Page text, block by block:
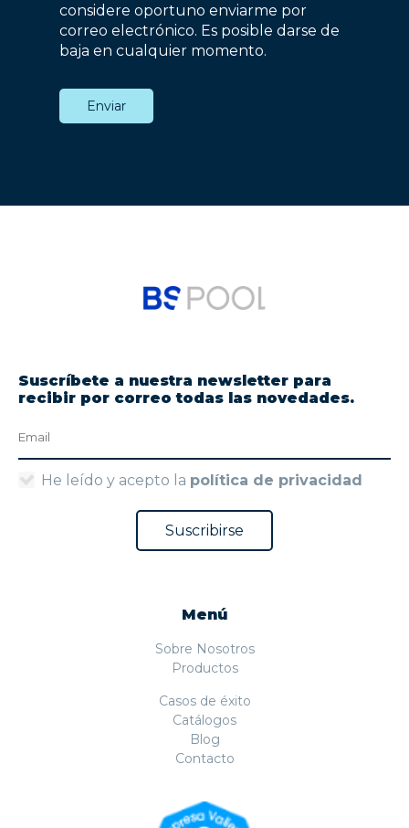
considere oportuno enviarme por
correo electrónico. Es posible darse de
baja en cualquier momento.
Suscríbete a nuestra newsletter para
recibir por correo todas las novedades.
He leído y acepto la política de privacidad
Menú
Sobre Nosotros
Productos
Casos de éxito
Catálogos
Blog
Contacto